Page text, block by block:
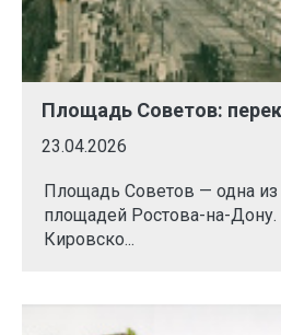
Площадь Советов:
23.04.2026
Площадь Советов — одна
площадей Ростова-на-
Кировско...